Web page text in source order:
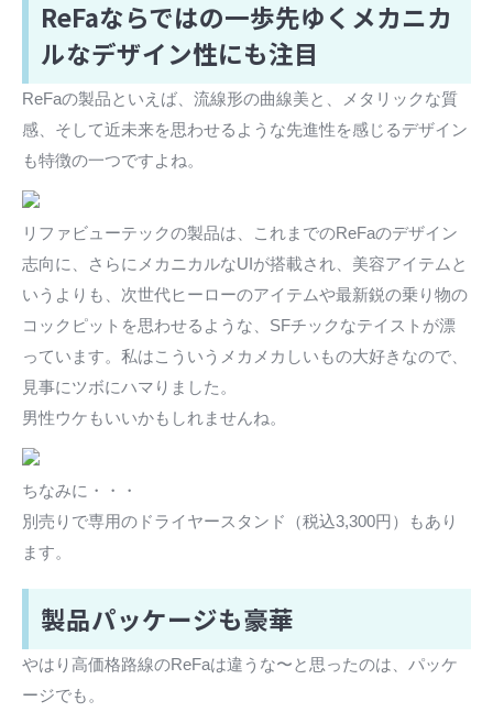
ReFaならではの一歩先ゆくメカニカ
ルなデザイン性にも注目
ReFaの製品といえば、流線形の曲線美と、メタリックな質
感、そして近未来を思わせるような先進性を感じるデザイン
も特徴の一つですよね。
リファビューテックの製品は、これまでのReFaのデザイン
志向に、さらにメカニカルなUIが搭載され、美容アイテムと
いうよりも、次世代ヒーローのアイテムや最新鋭の乗り物の
コックピットを思わせるような、SFチックなテイストが漂
っています。私はこういうメカメカしいもの大好きなので、
見事にツボにハマりました。
男性ウケもいいかもしれませんね。
ちなみに・・・
別売りで専用のドライヤースタンド（税込3,300円）もあり
ます。
製品パッケージも豪華
やはり高価格路線のReFaは違うな〜と思ったのは、パッケ
ージでも。